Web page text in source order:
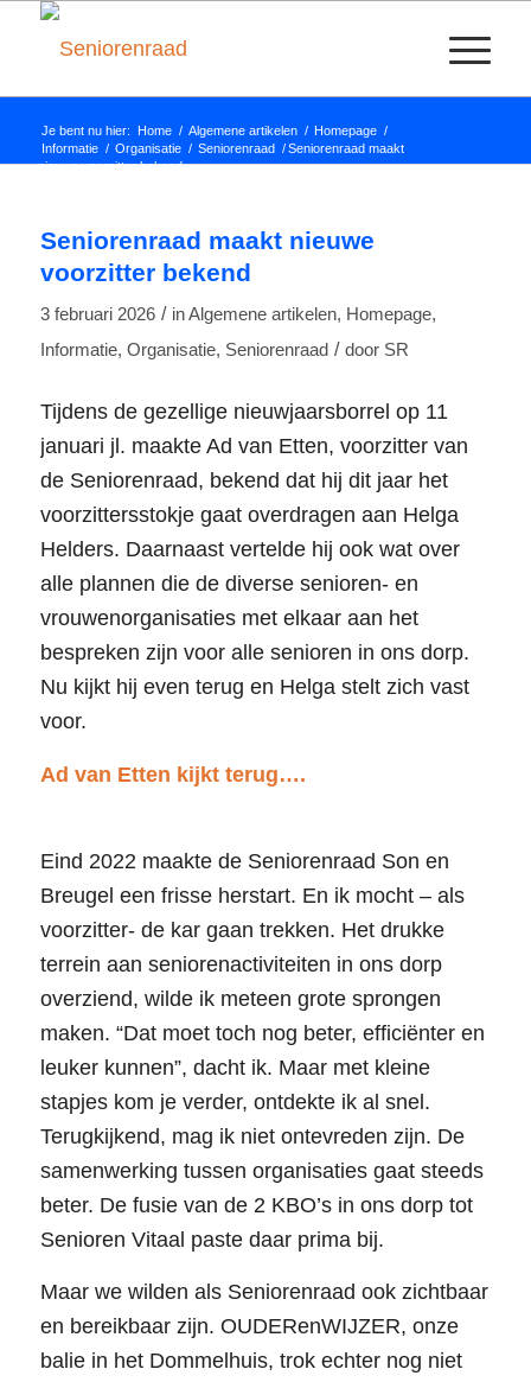
Je bent nu hier: Home / Algemene artikelen / Homepage /
Informatie / Organisatie / Seniorenraad / Seniorenraad maakt
nieuwe voorzitter bekend
Seniorenraad maakt nieuwe
voorzitter bekend
3 februari 2026 / inAlgemene artikelen, Homepage,
Informatie, Organisatie, Seniorenraad / door SR
Tijdens de gezellige nieuwjaarsborrel op 11
januari jl. maakte Ad van Etten, voorzitter van
de Seniorenraad, bekend dat hij dit jaar het
voorzittersstokje gaat overdragen aan Helga
Helders. Daarnaast vertelde hij ook wat over
alle plannen die de diverse senioren- en
vrouwenorganisaties met elkaar aan het
bespreken zijn voor alle senioren in ons dorp.
Nu kijkt hij even terug en Helga stelt zich vast
voor.
Ad van Etten kijkt terug….
Eind 2022 maakte de Seniorenraad Son en
Breugel een frisse herstart. En ik mocht – als
voorzitter- de kar gaan trekken. Het drukke
terrein aan seniorenactiviteiten in ons dorp
overziend, wilde ik meteen grote sprongen
maken. “Dat moet toch nog beter, efficiënter en
leuker kunnen”, dacht ik. Maar met kleine
stapjes kom je verder, ontdekte ik al snel.
Terugkijkend, mag ik niet ontevreden zijn. De
samenwerking tussen organisaties gaat steeds
beter. De fusie van de 2 KBO’s in ons dorp tot
Senioren Vitaal paste daar prima bij.
Maar we wilden als Seniorenraad ook zichtbaar
en bereikbaar zijn. OUDERenWIJZER, onze
balie in het Dommelhuis, trok echter nog niet